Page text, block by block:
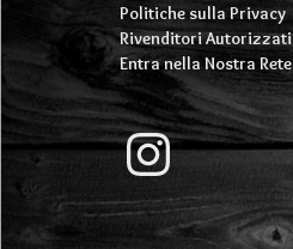
Politiche sulla Privacy
Rivenditori Autorizzati
Entra nella Nostra Rete
Instagram